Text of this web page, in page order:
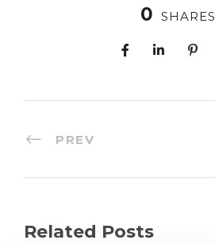
0 SHARES
PREV
Related Posts